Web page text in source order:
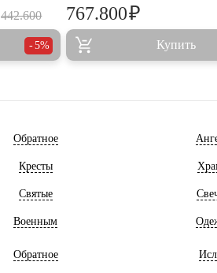
442.600
5%
767.800₽
Купить
Обратное
Кресты
Святые
Военным
Обратное